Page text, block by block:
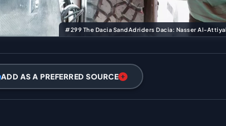
ADD AS A PREFERRED SOURCE